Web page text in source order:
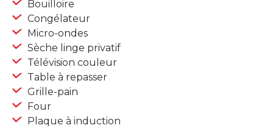
Bouilloire
Congélateur
Micro-ondes
Sèche linge privatif
Télévision couleur
Table à repasser
Grille-pain
Four
Plaque à induction